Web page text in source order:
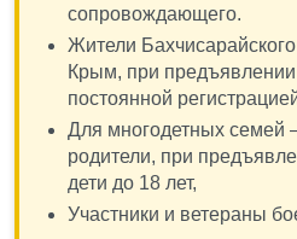
1. Необходимо иметь при
удостоверения, удобную
сухой паёк, купальные
питьевую воду.
сопровождающего.
Жители
Крым, при предъявлении
постоянной
Для многодетных семей
родители, при
дети до 18 лет,
Участники и ветераны